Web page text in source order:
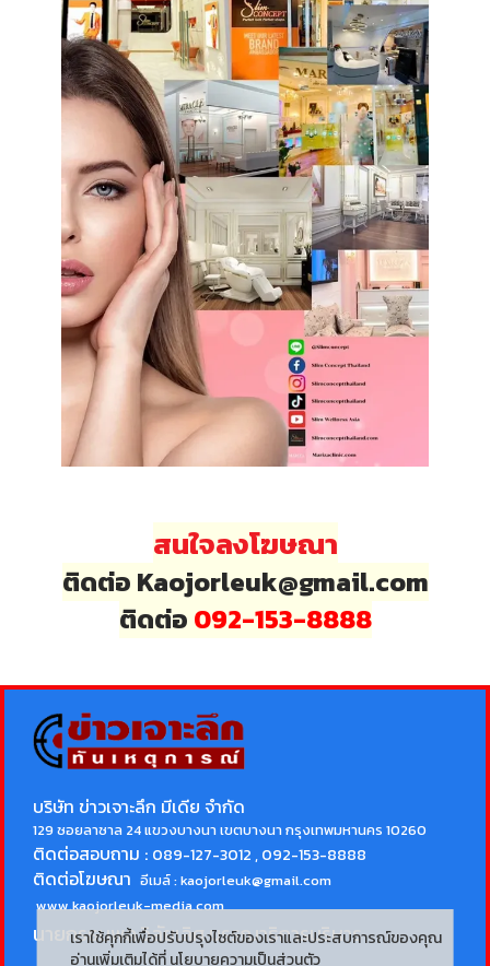
สนใจลงโฆษณา
ติดต่อ Kaojorleuk@gmail.com
ติดต่อ 092-153-8888
บริษัท ข่าวเจาะลึก มีเดีย จำกัด
129 ซอยลาซาล 24 แขวงบางนา เขตบางนา กรุงเทพมหานคร 10260
ติดต่อสอบถาม : 089-127-3012 , 092-153-8888
ติดต่อโฆษณา อีเมล์ :kaojorleuk@gmail.com
www.kaojorleuk-media.com
นายกรธนพล วิลัยเลิศบรรณาธิการบริหาร
เราใช้คุกกี้เพื่อปรับปรุงไซต์ของเราและประสบการณ์ของคุณ
อ่านเพิ่มเติมได้ที่ นโยบายความเป็นส่วนตัว